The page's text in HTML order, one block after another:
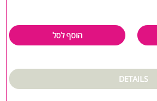
הוסף לסל
DETAILS